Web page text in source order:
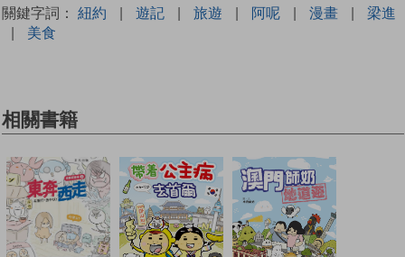
關鍵字詞： 紐約 | 遊記 | 旅遊 | 阿呢 | 漫畫 |
梁進
|
美食
相關書籍